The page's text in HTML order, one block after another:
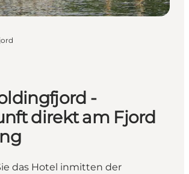
-
direkt am Fjord
das Hotel inmitten der